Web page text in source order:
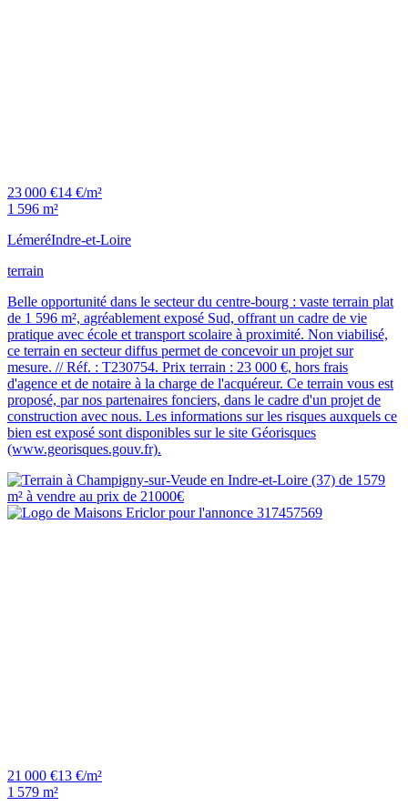
23 000 €14 €/m²
1 596 m²
LémeréIndre-et-Loire
terrain
Belle opportunité dans le secteur du centre-bourg : vaste terrain plat
de 1 596 m², agréablement exposé Sud, offrant un cadre de vie
pratique avec école et transport scolaire à proximité. Non viabilisé,
ce terrain en secteur diffus permet de concevoir un projet sur
mesure. // Réf. : T230754. Prix terrain : 23 000 €, hors frais
d'agence et de notaire à la charge de l'acquéreur. Ce terrain vous est
proposé, par nos partenaires fonciers, dans le cadre d'un projet de
construction avec nous. Les informations sur les risques auxquels ce
bien est exposé sont disponibles sur le site Géorisques
(www.georisques.gouv.fr).
21 000 €13 €/m²
1 579 m²